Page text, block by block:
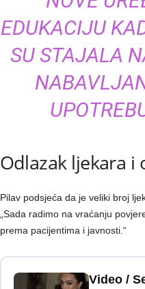
EDUKACIJU
SU STAJALA
Odlazak ljekara
Pilav podsjeća da je veliki broj
„Sada radimo na vraćanju
prema pacijentima i javnosti.“
Video /